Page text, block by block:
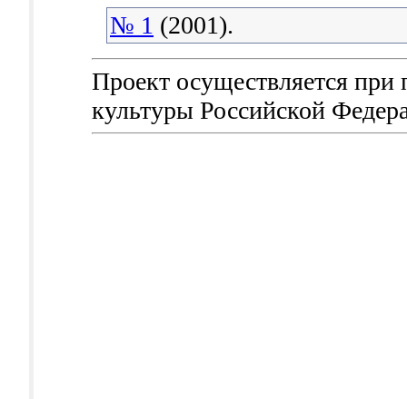
№ 1 (2001).
Проект осуществляется
культуры Российской